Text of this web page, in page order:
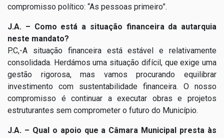
compromisso político: “As pessoas primeiro”.
J.A. – Como está a situação financeira da autarquia
neste mandato?
P.C,-A situação financeira está estável e relativamente
consolidada. Herdámos uma situação difícil, que exige uma
gestão rigorosa, mas vamos procurando equilibrar
investimento com sustentabilidade financeira. O nosso
compromisso é continuar a executar obras e projetos
estruturantes sem comprometer o futuro do Município.
J.A. – Qual o apoio que a Câmara Municipal presta às